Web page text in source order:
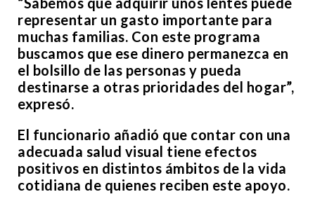
representar un gasto importante para
muchas familias. Con este programa
buscamos que ese dinero permanezca en
el bolsillo de las personas y pueda
destinarse a otras prioridades del hogar”,
expresó.
El funcionario añadió que contar con una
adecuada salud visual tiene efectos
positivos en distintos ámbitos de la vida
cotidiana de quienes reciben este apoyo.